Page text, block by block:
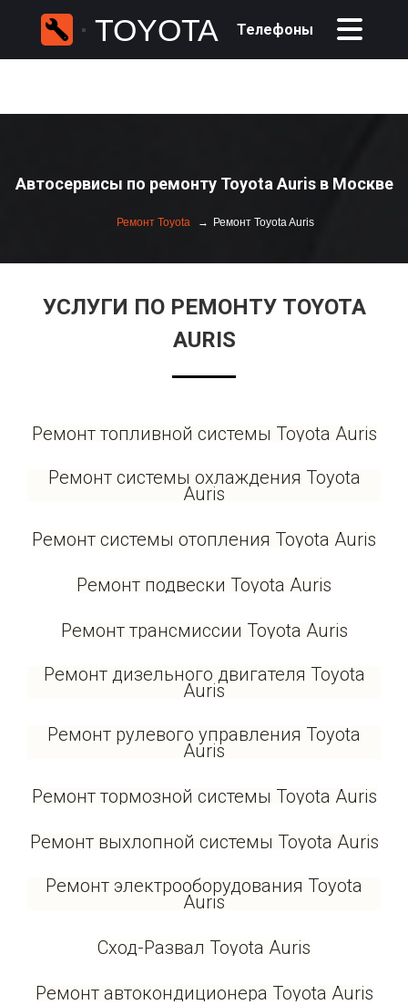
TOYOTA Телефоны
Автосервисы по ремонту Toyota Auris в Москве
Ремонт Toyota Ремонт Toyota Auris
УСЛУГИ ПО РЕМОНТУ TOYOTA
AURIS
Ремонт топливной системы Toyota Auris
Ремонт системы охлаждения Toyota
Auris
Ремонт системы отопления Toyota Auris
Ремонт подвески Toyota Auris
Ремонт трансмиссии Toyota Auris
Ремонт дизельного двигателя Toyota
Auris
Ремонт рулевого управления Toyota
Auris
Ремонт тормозной системы Toyota Auris
Ремонт выхлопной системы Toyota Auris
Ремонт электрооборудования Toyota
Auris
Сход-Развал Toyota Auris
Ремонт автокондиционера Toyota Auris